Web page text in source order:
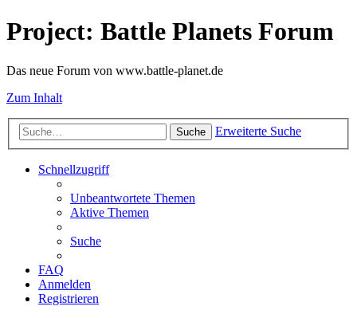
Project: Battle Planets Forum
Das neue Forum von www.battle-planet.de
Zum Inhalt
Suche Erweiterte Suche
Schnellzugriff
Unbeantwortete Themen
Aktive Themen
Suche
FAQ
Anmelden
Registrieren